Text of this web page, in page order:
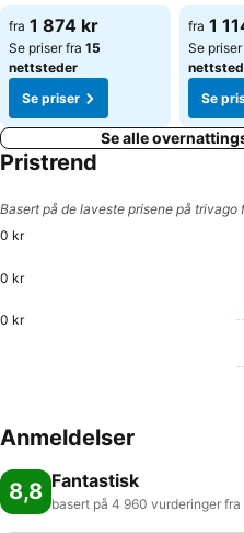
Se priser
fra 1 874 kr
Se priser fra 15
nettsteder
Se priser
Se
fra 1
Se priser
Se
Se alle
Pristrend
Basert på de laveste prisene på trivago
0 kr
0 kr
0 kr
Anmeldelser
8,8 Fantastisk
basert på 4 960 vurderinger fra